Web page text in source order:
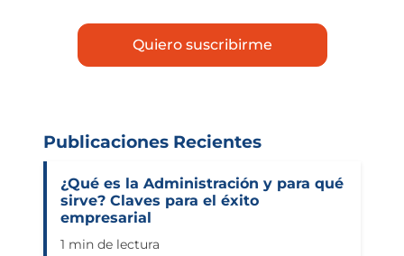
Publicaciones Recientes
¿Qué es la Administración y para qué
sirve? Claves para el éxito
empresarial
1 min de lectura